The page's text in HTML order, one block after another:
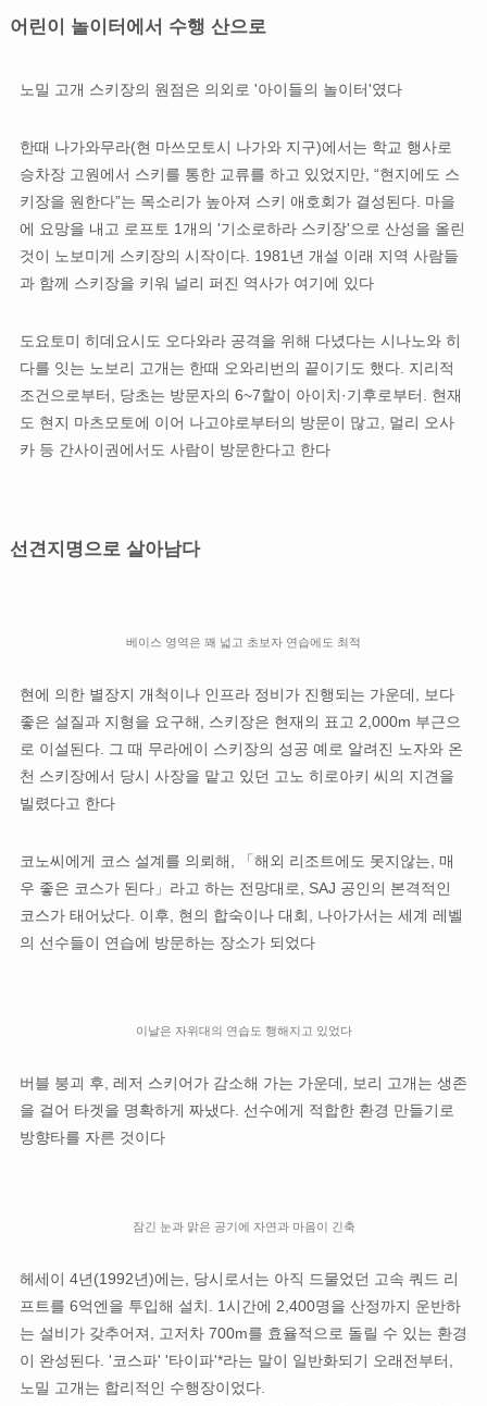
어린이 놀이터에서 수행 산으로
노밀 고개 스키장의 원점은 의외로 '아이들의 놀이터'였다
한때 나가와무라(현 마쓰모토시 나가와 지구)에서는 학교 행사로
승차장 고원에서 스키를 통한 교류를 하고 있었지만, “현지에도 스
키장을 원한다”는 목소리가 높아져 스키 애호회가 결성된다. 마을
에 요망을 내고 로프토 1개의 '기소로하라 스키장'으로 산성을 올린
것이 노보미게 스키장의 시작이다. 1981년 개설 이래 지역 사람들
과 함께 스키장을 키워 널리 퍼진 역사가 여기에 있다
도요토미 히데요시도 오다와라 공격을 위해 다녔다는 시나노와 히
다를 잇는 노보리 고개는 한때 오와리번의 끝이기도 했다. 지리적
조건으로부터, 당초는 방문자의 6~7할이 아이치·기후로부터. 현재
도 현지 마츠모토에 이어 나고야로부터의 방문이 많고, 멀리 오사
카 등 간사이권에서도 사람이 방문한다고 한다
선견지명으로 살아남다
베이스 영역은 꽤 넓고 초보자 연습에도 최적
현에 의한 별장지 개척이나 인프라 정비가 진행되는 가운데, 보다
좋은 설질과 지형을 요구해, 스키장은 현재의 표고 2,000m 부근으
로 이설된다. 그 때 무라에이 스키장의 성공 예로 알려진 노자와 온
천 스키장에서 당시 사장을 맡고 있던 고노 히로아키 씨의 지견을
빌렸다고 한다
코노씨에게 코스 설계를 의뢰해, 「해외 리조트에도 못지않는, 매
우 좋은 코스가 된다」라고 하는 전망대로, SAJ 공인의 본격적인
코스가 태어났다. 이후, 현의 합숙이나 대회, 나아가서는 세계 레벨
의 선수들이 연습에 방문하는 장소가 되었다
이날은 자위대의 연습도 행해지고 있었다
버블 붕괴 후, 레저 스키어가 감소해 가는 가운데, 보리 고개는 생존
을 걸어 타겟을 명확하게 짜냈다. 선수에게 적합한 환경 만들기로
방향타를 자른 것이다
잠긴 눈과 맑은 공기에 자연과 마음이 긴축
헤세이 4년(1992년)에는, 당시로서는 아직 드물었던 고속 쿼드 리
프트를 6억엔을 투입해 설치. 1시간에 2,400명을 산정까지 운반하
는 설비가 갖추어져, 고저차 700m를 효율적으로 돌릴 수 있는 환경
이 완성된다. '코스파' '타이파'*라는 말이 일반화되기 오래전부터,
노밀 고개는 합리적인 수행장이었다.